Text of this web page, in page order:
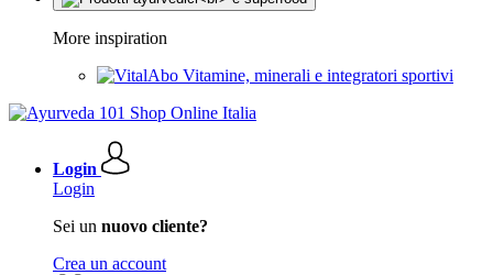
More inspiration
Vitamine, minerali e integratori sportivi
Login
Login
Sei un nuovo cliente?
Crea un account